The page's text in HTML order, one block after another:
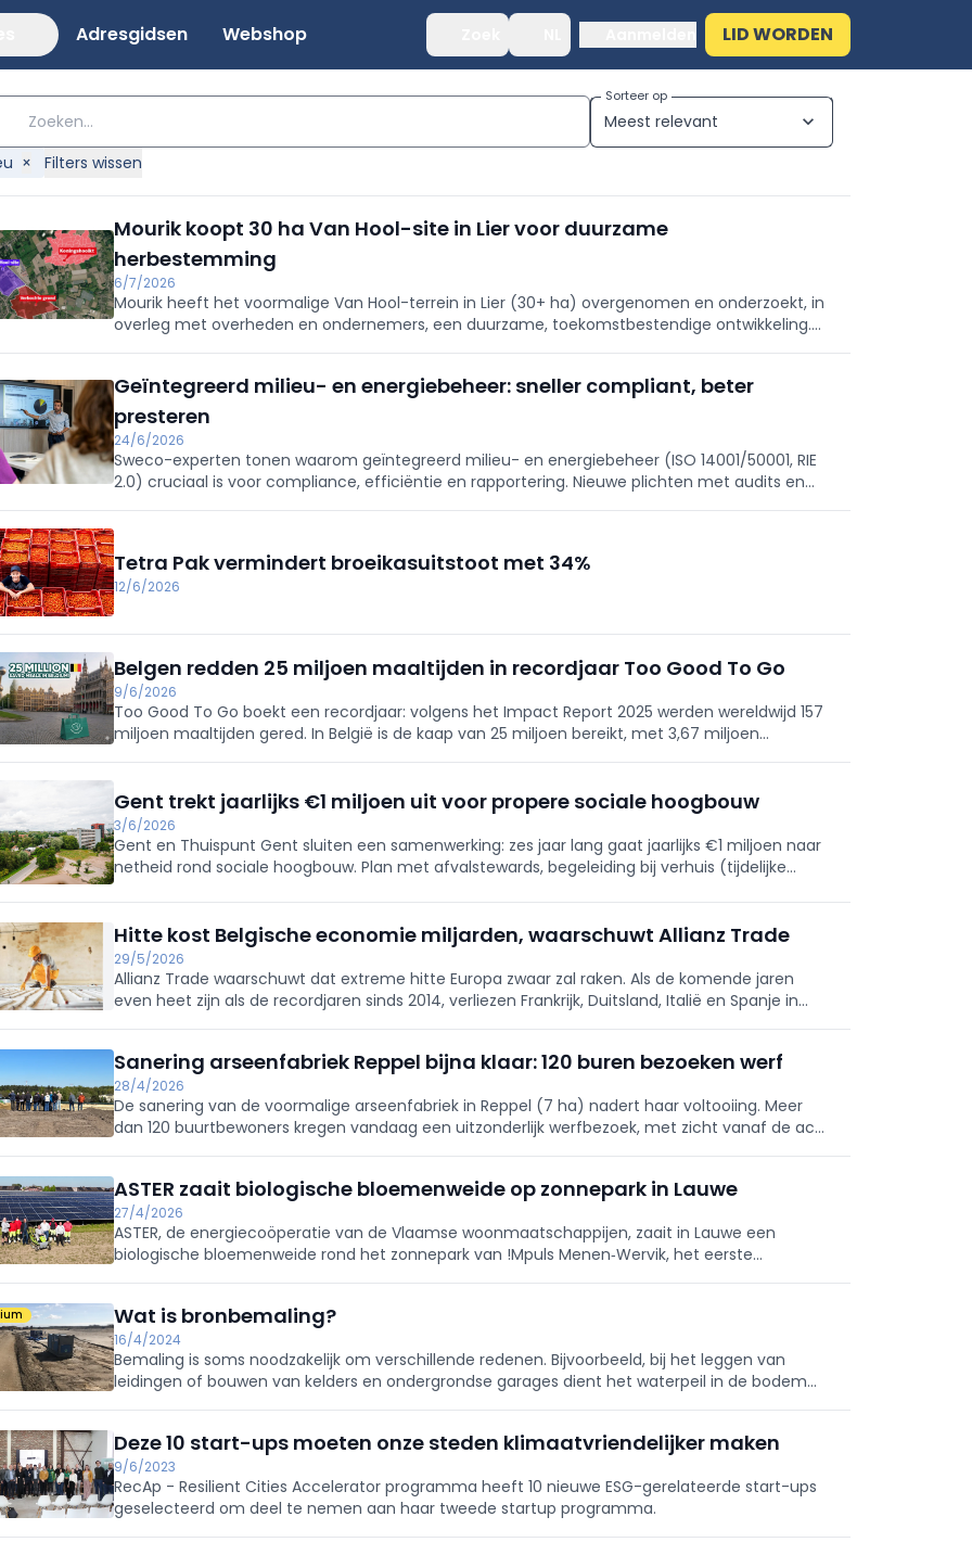
Adresgidsen Webshop LID WORDEN
Meest relevant expand_more
Sorteer op
× Filters wissen
Mourik koopt 30 ha Van Hool-site in Lier voor duurzame
herbestemming
6/7/2026
Mourik heeft het voormalige Van Hool-terrein in Lier (30+ ha) overgenomen en onderzoekt, in
overleg met overheden en ondernemers, een duurzame, toekomstbestendige ontwikkeling.
Geïntegreerd milieu- en energiebeheer: sneller compliant, beter
presteren
24/6/2026
Sweco-experten tonen waarom geïntegreerd milieu- en energiebeheer (ISO 14001/50001, RIE
2.0) cruciaal is voor compliance, efficiëntie en rapportering. Nieuwe plichten met audits en
Tetra Pak vermindert broeikasuitstoot met 34%
12/6/2026
Belgen redden 25 miljoen maaltijden in recordjaar Too Good To Go
9/6/2026
Too Good To Go boekt een recordjaar: volgens het Impact Report 2025 werden wereldwijd 157
miljoen maaltijden gered. In België is de kaap van 25 miljoen bereikt, met 3,67 miljoen
Gent trekt jaarlijks €1 miljoen uit voor propere sociale hoogbouw
3/6/2026
Gent en Thuispunt Gent sluiten een samenwerking: zes jaar lang gaat jaarlijks €1 miljoen naar
netheid rond sociale hoogbouw. Plan met afvalstewards, begeleiding bij verhuis (tijdelijke
Hitte kost Belgische economie miljarden, waarschuwt Allianz Trade
29/5/2026
Allianz Trade waarschuwt dat extreme hitte Europa zwaar zal raken. Als de komende jaren
even heet zijn als de recordjaren sinds 2014, verliezen Frankrijk, Duitsland, Italië en Spanje in
Sanering arseenfabriek Reppel bijna klaar: 120 buren bezoeken werf
28/4/2026
De sanering van de voormalige arseenfabriek in Reppel (7 ha) nadert haar voltooiing. Meer
dan 120 buurtbewoners kregen vandaag een uitzonderlijk werfbezoek, met zicht vanaf de acht
werd gezuiverd en ca. 2.450 kg arseen verwijderd, waardoor de historische verontreiniging
onder controle is. OVAM en de Vlaamse overheid benadrukken transparantie en
buurtbetrokkenheid. De site krijgt een groene herinrichting en onderzoekt plannen voor een
zonnepark met batterijopslag.
ASTER zaait biologische bloemenweide op zonnepark in Lauwe
27/4/2026
ASTER, de energiecoöperatie van de Vlaamse woonmaatschappijen, zaait in Lauwe een
biologische bloemenweide rond het zonnepark van !Mpuls Menen‑Wervik, het eerste
duurzame renovatie van bestaande sociale woningen. Op 5.300 m2 wordt 11 kg zaad met een
mix van éénjarige en meerjarige soorten ingezaaid om de biodiversiteit te versterken. De
sociale onderneming Veerkracht 4 voert de werken uit. Volgens ASTER en !Mpuls biedt de
weide voedsel en schuilplaatsen voor bestuivers en ondersteunt ze betaalbare, groene
energie in de wijk.
Wat is bronbemaling?
16/4/2024
Bemaling is soms noodzakelijk om verschillende redenen. Bijvoorbeeld, bij het leggen van
leidingen of bouwen van kelders en ondergrondse garages dient het waterpeil in de bodem
Deze 10 start-ups moeten onze steden klimaatvriendelijker maken
9/6/2023
RecAp - Resilient Cities Accelerator programma heeft 10 nieuwe ESG-gerelateerde start-ups
geselecteerd om deel te nemen aan haar tweede startup programma.